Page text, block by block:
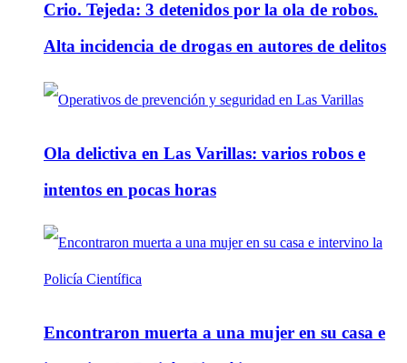
Crio. Tejeda: 3 detenidos por la ola de robos.
Alta incidencia de drogas en autores de delitos
Ola delictiva en Las Varillas: varios robos e
intentos en pocas horas
Encontraron muerta a una mujer en su casa e